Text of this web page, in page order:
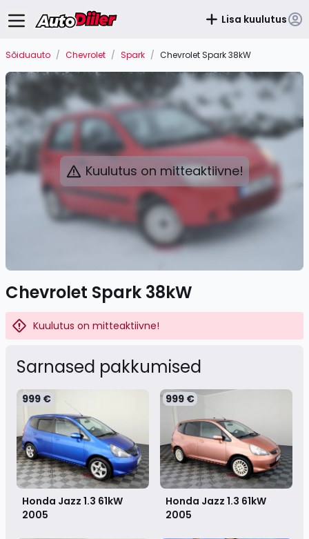
Lisa kuulutus
Sõiduauto / Chevrolet / Spark / Chevrolet Spark 38kW
Kuulutus on mitteaktiivne!
Chevrolet Spark 38kW
Kuulutus on mitteaktiivne!
Sarnased pakkumised
999 €
Honda Jazz 1.3 61kW
2005
999 €
Honda Jazz 1.3 61kW
2005